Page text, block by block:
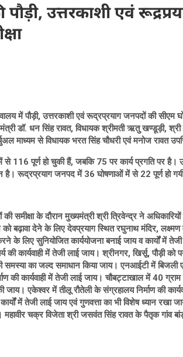
पौड़ी, उत्तरकाशी एवं
में पौड़ी, उत्तरकाशी एवं रूद्रप्रयाग जनपदों की सीएम
मंत्री डॉ. धन सिंह रावत, विधायक श्रीमती ऋतु खण्डूड़ी,
माध्यम से विधायक भरत सिंह चौधरी एवं मनोज रावत
116 पूर्ण हो चुकी हैं, जबकि 75 पर कार्य प्रगति पर
है। रूद्रप्रयाग जनपद में 36 घोषणाओं में से 22 पूर्ण हो गयी
समीक्षा के दौरान मुख्यमंत्री श्री त्रिवेन्द्र ने
को बढ़ावा देने के लिए देवप्रयाग स्थित रघुनाथ मंदिर, लक्ष्मण
लिए सुनियोजित कार्ययोजना बनाई जाय व कार्यों में तेजी
की कार्यवाही में तेजी लाई जाय। श्रीनगर, खिर्सू,
समस्या का जल्द समाधान किया जाय। एनआईटी में बिजली
की कार्यवाही में तेजी लाई जाय। चौबट्टाखाल में 40
जाय। एकेश्वर में तीलू रौतेली के संग्रहालय निर्माण की
में तेजी लाई जाय एवं गुणवत्ता का भी विशेष ध्यान रखा
महावीर चक्र विजेता श्री जसवंत सिंह रावत के पैतृक गांव